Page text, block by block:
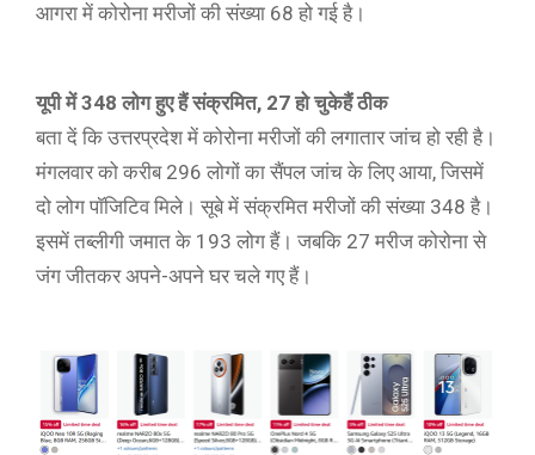
आगरा में कोरोना मरीजों की संख्या 68 हो गई है।
यूपी में 348 लोग हुए हैं संक्रमित, 27 हो चुकेहैं ठीक
बता दें कि उत्तरप्रदेश में कोरोना मरीजों की लगातार जांच हो रही है।
मंगलवार को करीब 296 लोगों का सैंपल जांच के लिए आया, जिसमें
दो लोग पॉजिटिव मिले। सूबे में संक्रमित मरीजों की संख्या 348 है।
इसमें तब्लीगी जमात के 193 लोग हैं। जबकि 27 मरीज कोरोना से
जंग जीतकर अपने-अपने घर चले गए हैं।